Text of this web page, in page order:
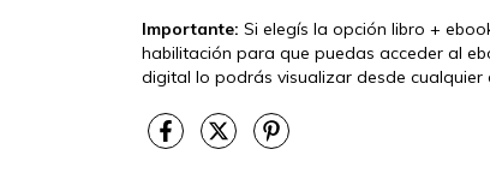
Importante: Si elegís la opción libro +
habilitación para que puedas acceder al
digital lo podrás visualizar desde